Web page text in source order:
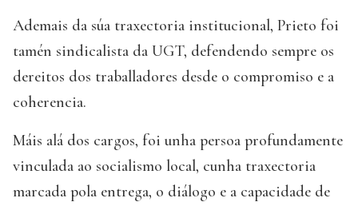
Ademais da súa traxectoria institucional, Prieto foi
tamén sindicalista da UGT, defendendo sempre os
dereitos dos traballadores desde o compromiso e a
coherencia.
Máis alá dos cargos, foi unha persoa profundamente
vinculada ao socialismo local, cunha traxectoria
marcada pola entrega, o diálogo e a capacidade de